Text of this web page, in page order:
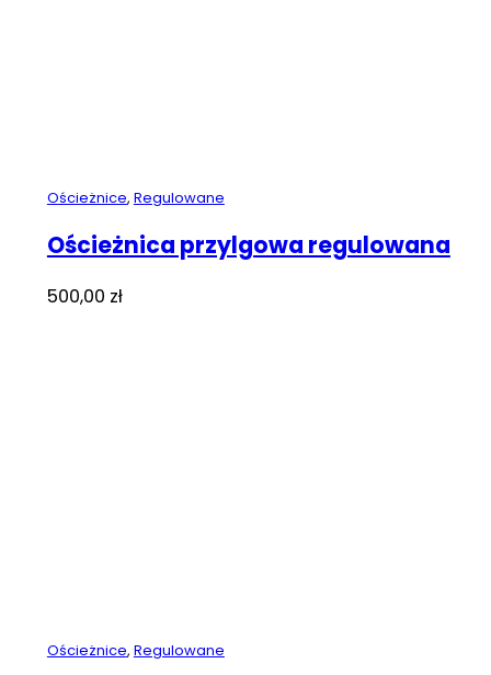
Ościeżnice, Regulowane
Ościeżnica przylgowa regulowana
500,00 zł
Ościeżnice, Regulowane